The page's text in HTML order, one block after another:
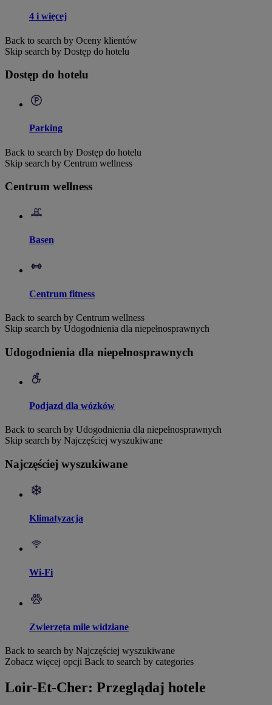
4 i więcej
Back to search by Oceny klientów
Skip search by Dostęp do hotelu
Dostęp do hotelu
Parking
Back to search by Dostęp do hotelu
Skip search by Centrum wellness
Centrum wellness
Basen
Centrum fitness
Back to search by Centrum wellness
Skip search by Udogodnienia dla niepełnosprawnych
Udogodnienia dla niepełnosprawnych
Podjazd dla wózków
Back to search by Udogodnienia dla niepełnosprawnych
Skip search by Najczęściej wyszukiwane
Najczęściej wyszukiwane
Klimatyzacja
Wi-Fi
Zwierzęta mile widziane
Back to search by Najczęściej wyszukiwane
Zobacz więcej opcji Back to search by categories
Loir-Et-Cher: Przeglądaj hotele